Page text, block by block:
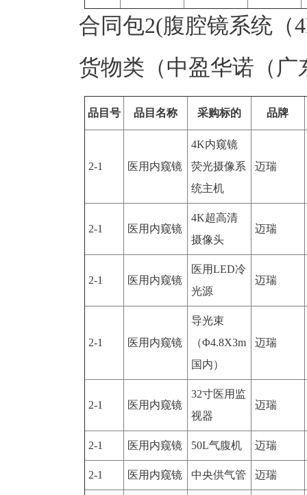
合同包2(腹腔镜系统（
货物类（中盈华诺（
品目号 品目名称 采购标的 品牌
2-1 医用内窥镜
4K内窥镜
荧光摄像系
统主机
迈瑞
2-1 医用内窥镜
4K超高清
摄像头
迈瑞
2-1 医用内窥镜
医用LED冷
光源
迈瑞
2-1 医用内窥镜
导光束
（Φ4.8X3m
国内）
迈瑞
2-1 医用内窥镜
32寸医用监
视器
迈瑞
2-1 医用内窥镜 50L气腹机 迈瑞
2-1 医用内窥镜 中央供气管 迈瑞